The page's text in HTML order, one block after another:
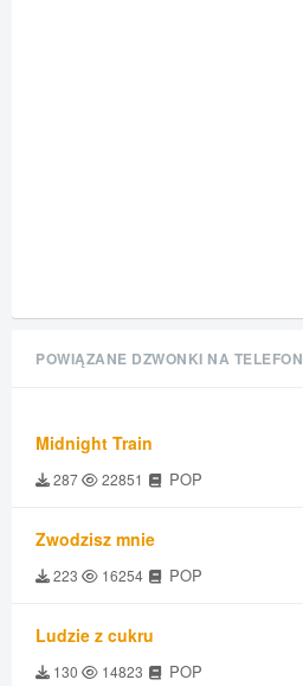
POWIĄZANE DZWONKI NA TELEFON
Midnight Train
287 22851 POP
Zwodzisz mnie
223 16254 POP
Ludzie z cukru
130 14823 POP